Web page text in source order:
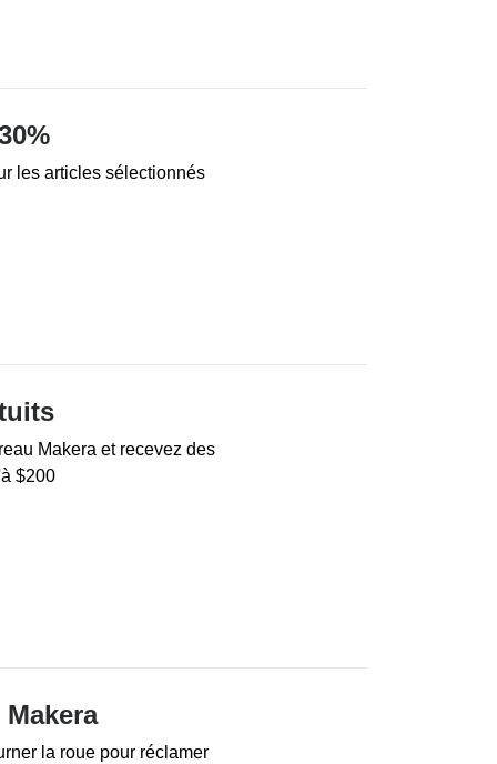
les articles sélectionnés
Makera et recevez des
$200
la roue pour réclamer